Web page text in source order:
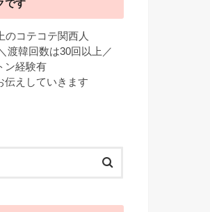
です
コテコテ関西人
渡韓回数は30回以上／
ン経験有
えしていきます